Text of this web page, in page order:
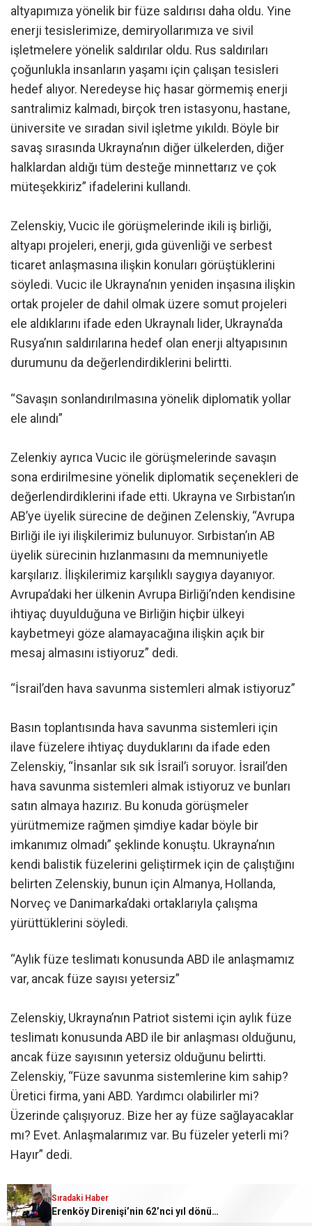
altyapımıza yönelik bir füze saldırısı daha oldu. Yine
enerji tesislerimize, demiryollarımıza ve sivil
işletmelere yönelik saldırılar oldu. Rus saldırıları
çoğunlukla insanların yaşamı için çalışan tesisleri
hedef alıyor. Neredeyse hiç hasar görmemiş enerji
santralimiz kalmadı, birçok tren istasyonu, hastane,
üniversite ve sıradan sivil işletme yıkıldı. Böyle bir
savaş sırasında Ukrayna’nın diğer ülkelerden, diğer
halklardan aldığı tüm desteğe minnettarız ve çok
müteşekkiriz” ifadelerini kullandı.
Zelenskiy, Vucic ile görüşmelerinde ikili iş birliği,
altyapı projeleri, enerji, gıda güvenliği ve serbest
ticaret anlaşmasına ilişkin konuları görüştüklerini
söyledi. Vucic ile Ukrayna’nın yeniden inşasına ilişkin
ortak projeler de dahil olmak üzere somut projeleri
ele aldıklarını ifade eden Ukraynalı lider, Ukrayna’da
Rusya’nın saldırılarına hedef olan enerji altyapısının
durumunu da değerlendirdiklerini belirtti.
“Savaşın sonlandırılmasına yönelik diplomatik yollar
ele alındı”
Zelenkiy ayrıca Vucic ile görüşmelerinde savaşın
sona erdirilmesine yönelik diplomatik seçenekleri de
değerlendirdiklerini ifade etti. Ukrayna ve Sırbistan’ın
AB’ye üyelik sürecine de değinen Zelenskiy, “Avrupa
Birliği ile iyi ilişkilerimiz bulunuyor. Sırbistan’ın AB
üyelik sürecinin hızlanmasını da memnuniyetle
karşılarız. İlişkilerimiz karşılıklı saygıya dayanıyor.
Avrupa’daki her ülkenin Avrupa Birliği’nden kendisine
ihtiyaç duyulduğuna ve Birliğin hiçbir ülkeyi
kaybetmeyi göze alamayacağına ilişkin açık bir
mesaj almasını istiyoruz” dedi.
“İsrail’den hava savunma sistemleri almak istiyoruz”
Basın toplantısında hava savunma sistemleri için
ilave füzelere ihtiyaç duyduklarını da ifade eden
Zelenskiy, “İnsanlar sık sık İsrail’i soruyor. İsrail’den
hava savunma sistemleri almak istiyoruz ve bunları
satın almaya hazırız. Bu konuda görüşmeler
yürütmemize rağmen şimdiye kadar böyle bir
imkanımız olmadı” şeklinde konuştu. Ukrayna’nın
kendi balistik füzelerini geliştirmek için de çalıştığını
belirten Zelenskiy, bunun için Almanya, Hollanda,
Norveç ve Danimarka’daki ortaklarıyla çalışma
yürüttüklerini söyledi.
“Aylık füze teslimatı konusunda ABD ile anlaşmamız
var, ancak füze sayısı yetersiz”
Zelenskiy, Ukrayna’nın Patriot sistemi için aylık füze
teslimatı konusunda ABD ile bir anlaşması olduğunu,
ancak füze sayısının yetersiz olduğunu belirtti.
Zelenskiy, “Füze savunma sistemlerine kim sahip?
Üretici firma, yani ABD. Yardımcı olabilirler mi?
Üzerinde çalışıyoruz. Bize her ay füze sağlayacaklar
mı? Evet. Anlaşmalarımız var. Bu füzeler yeterli mi?
Hayır” dedi.
Zelenskiy, Ukrayna’nın 2026’da alacağı önleyici füze
sayısının 2025’e kıyasla azaldığını da sözlerine ekledi.
Sıradaki Haber
Erenköy Direnişi’nin 62’nci yıl dönümünde şehitler törenle anıldı